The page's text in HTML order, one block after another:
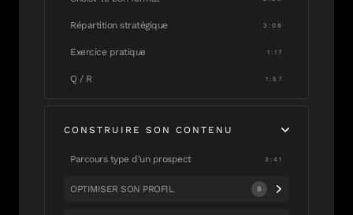
Répartition stratégique 3:08
Exercice pratique 1:17
Q / R 1:57
CONSTRUIRE SON CONTENU
Parcours type d’un prospect 3:41
OPTIMISER SON PROFIL 8